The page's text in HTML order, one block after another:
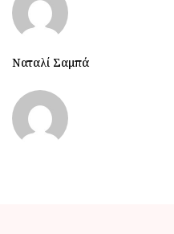
Ναταλί Σαμπά